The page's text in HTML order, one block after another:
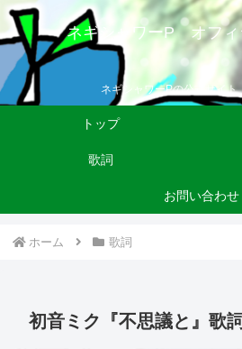
ネギシャワーP オフィ
ネギシャワーPの公式サイト
トップ
歌詞
お問い合わせ
ホーム 歌詞
初音ミク『不思議と』歌詞